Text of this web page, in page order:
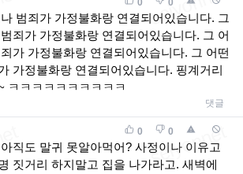
0 0
범죄가 가정불화랑 연결되어있습니다. 그
죄가 가정불화랑 연결되어있습니다. 그 어
가 가정불화랑 연결되어있습니다. 그 어떤
가정불화랑 연결되어있습니다. 핑계거리
ㅋㅋㅋㅋㅋㅋㅋㅋㅋㅋ
댓글
0 0
직도 말귀 못알아먹어? 사정이나 이유고
짓거리 하지말고 집을 나가라고. 새벽에